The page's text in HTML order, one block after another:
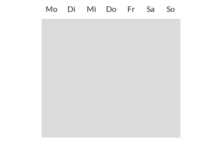
Mit dem Postbus
Mo
Di Mi Do Fr Sa So